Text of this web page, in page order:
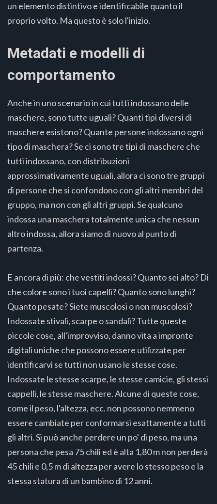
un elemento distintivo e identificabile quanto il
proprio volto. Ma questo è solo l'inizio.
Metadati e modelli di
comportamento
Anche in uno scenario in cui tutti indossano delle
maschere, sono tutte uguali? Quanti tipi diversi di
maschere esistono? Quante persone indossano ogni
tipo di maschera? Se ci sono tre tipi di maschere che
tutti indossano, con distribuzioni
approssimativamente uguali, allora ci sono tre gruppi
di persone che si confondono con gli altri membri del
gruppo, ma non con gli altri gruppi. Se qualcuno
indossa una maschera totalmente unica che nessun
altro indossa, allora siamo di nuovo al punto di
partenza.
E ancora di più: che vestiti indossi? Quanto sei alto? Di
che colore sono i tuoi capelli? Quanto sono lunghi?
Quanto pesate? Siete muscolosi o non muscolosi?
Indossate stivali, scarpe o sandali? Tutte queste
piccole cose, all'improvviso, danno vita a impronte
digitali uniche che possono essere utilizzate per
identificarvi se tutti non usano le stesse cose.
Indossate le stesse scarpe, le stesse camicie, gli stessi
cappelli, le stesse maschere. Alcune di queste cose,
come il peso, l'altezza, ecc. non possono nemmeno
essere cambiate per conformarsi esattamente a tutti
gli altri. Si può anche perdere un po' di peso, ma una
persona che pesa 75 chili ed è alta 1,80 m non perderà
45 chili e 0,5 m di altezza per avere lo stesso peso e la
stessa statura di un bambino di 12 anni.